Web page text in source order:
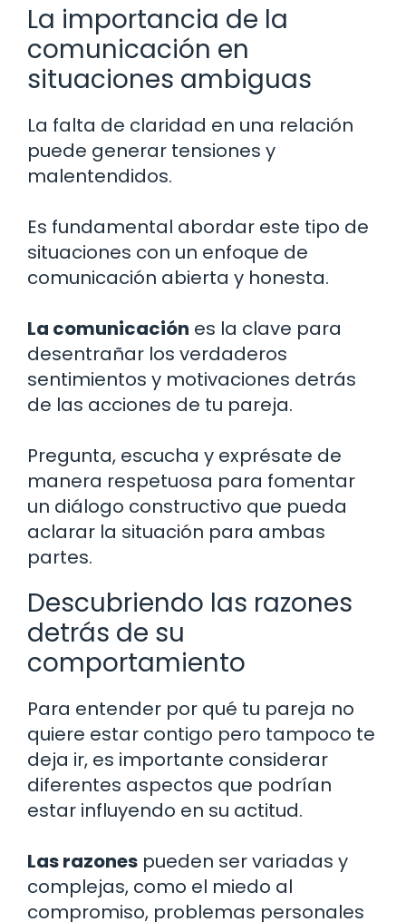
La importancia de la
comunicación en
situaciones ambiguas
La falta de claridad en una relación
puede generar tensiones y
malentendidos.
Es fundamental abordar este tipo de
situaciones con un enfoque de
comunicación abierta y honesta.
La comunicación es la clave para
desentrañar los verdaderos
sentimientos y motivaciones detrás
de las acciones de tu pareja.
Pregunta, escucha y exprésate de
manera respetuosa para fomentar
un diálogo constructivo que pueda
aclarar la situación para ambas
partes.
Descubriendo las razones
detrás de su
comportamiento
Para entender por qué tu pareja no
quiere estar contigo pero tampoco te
deja ir, es importante considerar
diferentes aspectos que podrían
estar influyendo en su actitud.
Las razones pueden ser variadas y
complejas, como el miedo al
compromiso, problemas personales